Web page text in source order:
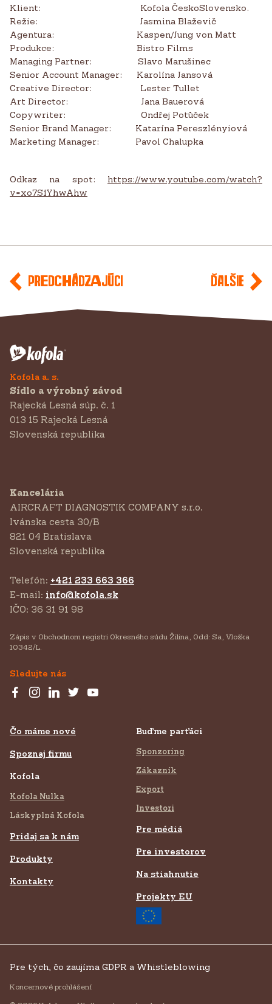
Klient: Kofola ČeskoSlovensko.
Režie: Jasmina Blaževič
Agentura: Kaspen/Jung von Matt
Produkce: Bistro Films
Managing Partner: Slavo Marušinec
Senior Account Manager: Karolína Jansová
Creative Director: Lester Tullet
Art Director: Jana Bauerová
Copywriter: Ondřej Potůček
Senior Brand Manager: Katarína Pereszlényiová
Marketing Manager: Pavol Chalupka
Odkaz na spot: https://www.youtube.com/watch?
v=xo7S1YhwAhw
Predchádzajúci Ďalšie
Kofola a. s.
Sídlo a výrobný závod
Rajecká Lesná súp. č. 1
013 15 Rajecká Lesná
Slovenská republika
Kancelária
AIRCRAFT DIAGNOSTIK COMPANY s.r.o.
‍Ivánska cesta 30/B
821 04 Bratislava
Slovenská republika
Telefón: +421 233 663 366
E-mail: info@kofola.sk
IČO: 36 31 91 98
Zápis v Obchodnom registri Okresného súdu Žilina, Odd: Sa, Vložka
10342/L.
Sledujte nás
Čo máme nové
Spoznaj firmu
Kofola
Kofola Nulka
Láskyplná Kofola
Pridaj sa k nám
Produkty
Kontakty
Buďme parťáci
Sponzoring
Zákazník
Export
Investori
Pre médiá
Pre investorov
Na stiahnutie
Projekty EU
Pre tých, čo zaujíma GDPR a Whistleblowing
Koncernové prohlášení